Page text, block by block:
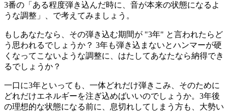
3番の「ある程度弾き込んだ時に、音が本来の状態になるよ
うな調整」、で考えてみましょう。
もしあなたなら、その弾き込む期間が "3年" と言われたらど
う思われるでしょうか？ 3年も弾き込まないとハンマーが硬
くなってこないような調整に、はたしてあなたなら納得でき
るでしょうか？
一口に3年といっても、一体どれだけ弾きこみ、そのために
どれだけエネルギーを注ぎ込めばいいのでしょうか。3年後
の理想的な状態になる前に、息切れしてしまう方も、大勢い